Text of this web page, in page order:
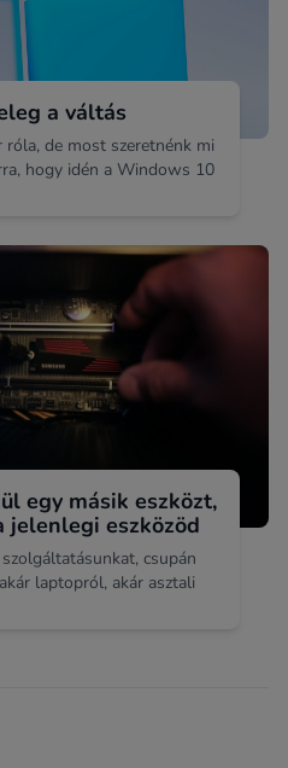
a váltás
de most szeretnénk mi
hogy idén a Windows 10
egy másik eszközt,
jelenlegi eszközöd
csupán
laptopról, akár asztali